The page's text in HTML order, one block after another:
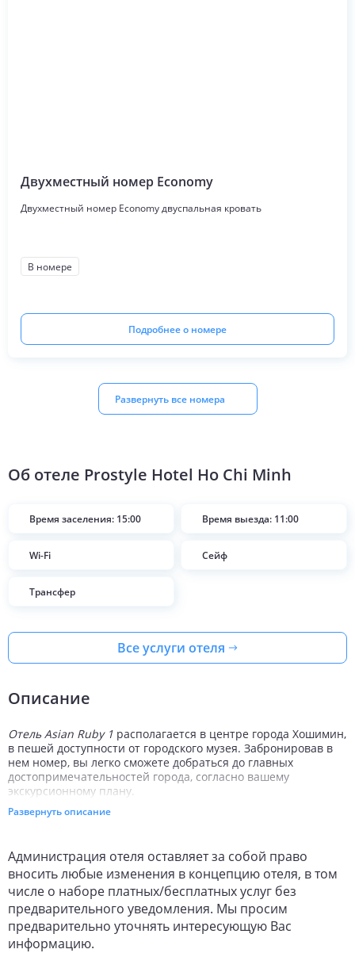
Двухместный номер Economy
Двухместный номер Economy двуспальная кровать
В номере
Подробнее о номере
Развернуть все номера
Об отеле Prostyle Hotel Ho Chi Minh
Время заселения: 15:00 Время выезда: 11:00
Wi-Fi Сейф
Трансфер
Все услуги отеля
Описание
Отель Asian Ruby 1 располагается в центре города Хошимин,
в пешей доступности от городского музея. Забронировав в
нем номер, вы легко сможете добраться до главных
достопримечательностей города, согласно вашему
экскурсионному плану.
Отель Asian Ruby 1 станет идеальным для проведения
сервируютбесплатный завтрак «шведский стол».
Забронировав номер в этом отеле, вы сможете искупаться в
бассейне, посетитьфитнес-центр, туристическое агентство
и воспользоваться услугамикруглосуточного бизнес-центра
Также гостям доступна общественная парковка и стойка
консьержа.
Развернуть описание
Администрация отеля оставляет за собой право
вносить любые изменения в концепцию отеля, в том
числе о наборе платных/бесплатных услуг без
предварительного уведомления. Мы просим
предварительно уточнять интересующую Вас
информацию.